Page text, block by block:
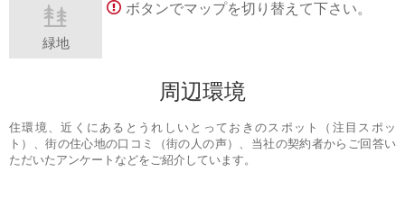
緑地
ボタンでマップを切り替えて下さい。
周辺環境
住環境、近くにあるとうれしいとっておきのスポット（注目スポッ
ト）、街の住心地の口コミ（街の人の声）、当社の契約者からご回答い
ただいたアンケートなどをご紹介しています。